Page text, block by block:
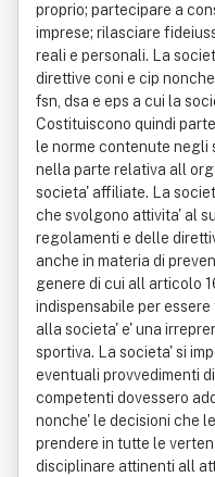
proprio; partecipare a
imprese; rilasciare
reali e personali. La
direttive coni e cip
fsn, dsa e eps a cui la
Costituiscono quindi
le norme contenute negli
nella parte relativa all
societa' affiliate. La
che svolgono attivita' al
regolamenti e delle
anche in materia di
genere di cui all articolo
indispensabile per
alla societa' e' una
sportiva. La societa' si
eventuali provvedimenti
competenti dovessero
nonche' le decisioni che
prendere in tutte le
disciplinare attinenti all